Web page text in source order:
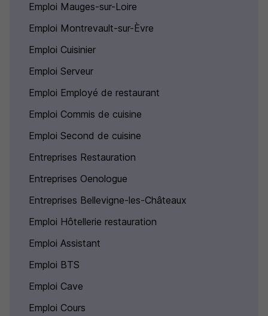
Emploi Mauges-sur-Loire
Emploi Montrevault-sur-Èvre
Emploi Cuisinier
Emploi Serveur
Emploi Employé de restaurant
Emploi Commis de cuisine
Emploi Second de cuisine
Entreprises Restauration
Entreprises Oenologue
Entreprises Bellevigne-les-Châteaux
Emploi Hôtellerie restauration
Emploi Assistant
Emploi BTS
Emploi Cave
Emploi Cours